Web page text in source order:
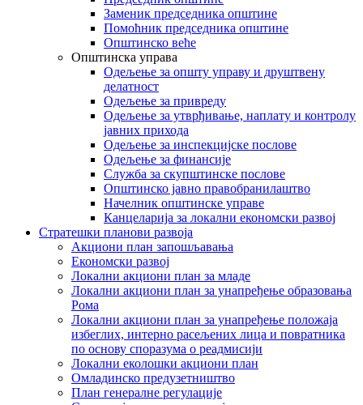
Заменик председника општине
Помоћник председника општине
Општинско веће
Општинска управа
Одељење за општу управу и друштвену
делатност
Одељење за привреду
Одељење за утврђивање, наплату и контролу
јавних прихода
Одељење за инспекцијске послове
Одељење за финансије
Служба за скупштинске послове
Општинско јавно правобранилаштво
Начелник општинске управе
Канцеларија за локални економски развој
Стратешки планови развоја
Акциони план запошљавања
Економски развој
Локални акциони план за младе
Локални акциони план за унапређење образовања
Рома
Локални акциони план за унапређење положаја
избеглих, интерно расељених лица и повратника
по основу споразума о реадмисији
Локални еколошки акциони план
Омладинско предузетништво
План генералне регулације